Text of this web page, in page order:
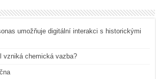
umožňuje digitální interakci s historickými
vzniká chemická vazba?